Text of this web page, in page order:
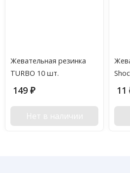
Жевательная резинка
TURBO 10 шт.
149 ₽
Нет в наличии
11